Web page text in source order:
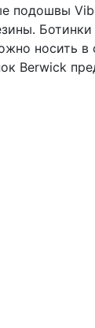
подошвы
носить в
Berwick